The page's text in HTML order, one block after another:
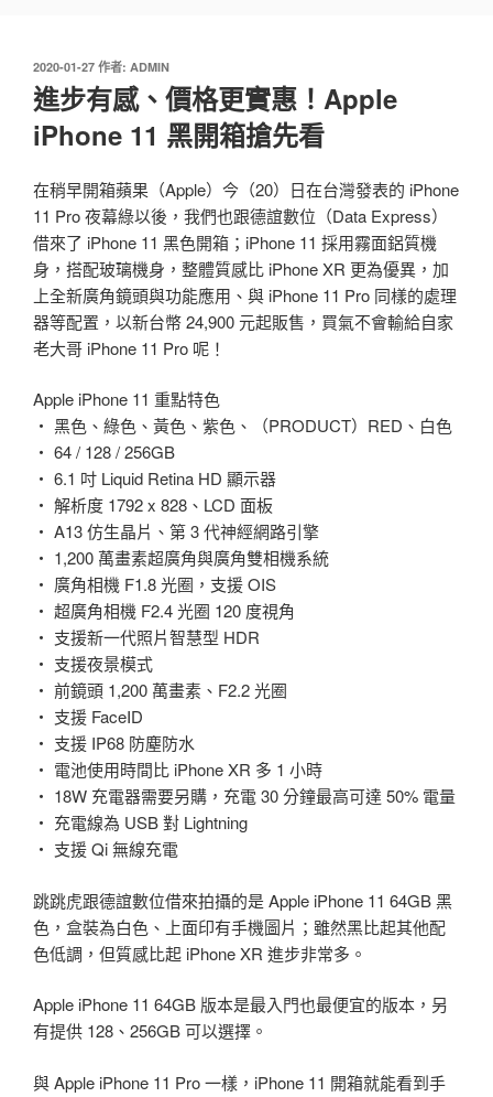
發
佈
於
2020-01-27 作者: ADMIN
進步有感、價格更實惠！Apple
iPhone 11 黑開箱搶先看
在稍早開箱蘋果（Apple）今（20）日在台灣發表的 iPhone
11 Pro 夜幕綠以後，我們也跟德誼數位（Data Express）
借來了 iPhone 11 黑色開箱；iPhone 11 採用霧面鋁質機
身，搭配玻璃機身，整體質感比 iPhone XR 更為優異，加
上全新廣角鏡頭與功能應用、與 iPhone 11 Pro 同樣的處理
器等配置，以新台幣 24,900 元起販售，買氣不會輸給自家
老大哥 iPhone 11 Pro 呢！
Apple iPhone 11 重點特色
・ 黑色、綠色、黃色、紫色、（PRODUCT）RED、白色
・ 64 / 128 / 256GB
・ 6.1 吋 Liquid Retina HD 顯示器
・ 解析度 1792 x 828、LCD 面板
・ A13 仿生晶片、第 3 代神經網路引擎
・ 1,200 萬畫素超廣角與廣角雙相機系統
・ 廣角相機 F1.8 光圈，支援 OIS
・ 超廣角相機 F2.4 光圈 120 度視角
・ 支援新一代照片智慧型 HDR
・ 支援夜景模式
・ 前鏡頭 1,200 萬畫素、F2.2 光圈
・ 支援 FaceID
・ 支援 IP68 防塵防水
・ 電池使用時間比 iPhone XR 多 1 小時
・ 18W 充電器需要另購，充電 30 分鐘最高可達 50% 電量
・ 充電線為 USB 對 Lightning
・ 支援 Qi 無線充電
跳跳虎跟德誼數位借來拍攝的是 Apple iPhone 11 64GB 黑
色，盒裝為白色、上面印有手機圖片；雖然黑比起其他配
色低調，但質感比起 iPhone XR 進步非常多。
Apple iPhone 11 64GB 版本是最入門也最便宜的版本，另
有提供 128、256GB 可以選擇。
與 Apple iPhone 11 Pro 一樣，iPhone 11 開箱就能看到手